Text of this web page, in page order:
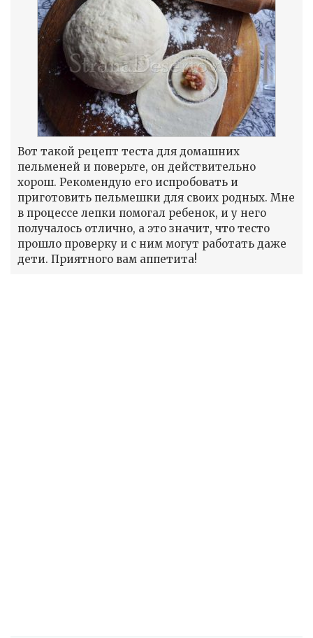
Вот такой рецепт теста для домашних
пельменей и поверьте, он действительно
хорош. Рекомендую его испробовать и
приготовить пельмешки для своих родных. Мне
в процессе лепки помогал ребенок, и у него
получалось отлично, а это значит, что тесто
прошло проверку и с ним могут работать даже
дети. Приятного вам аппетита!